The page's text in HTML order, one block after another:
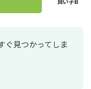
ぐ見つかってしま